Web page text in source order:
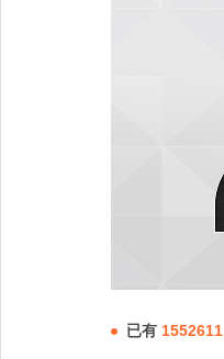
已有 1552611